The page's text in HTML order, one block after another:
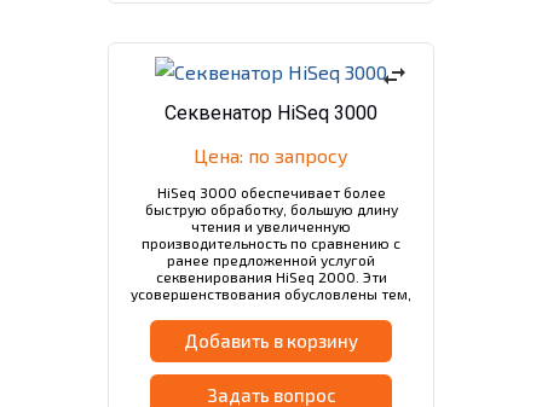
swap_horiz
Секвенатор HiSeq 3000
Цена: по запросу
HiSeq 3000 обеспечивает более
быструю обработку, большую длину
чтения и увеличенную
производительность по сравнению с
ранее предложенной услугой
секвенирования HiSeq 2000. Эти
усовершенствования обусловлены тем,
камеру и вычислительное оборудование,
используя структурированные…
Добавить в корзину
Задать вопрос